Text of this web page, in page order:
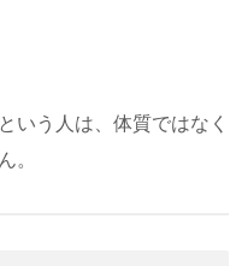
いう人は、体質ではなく
。